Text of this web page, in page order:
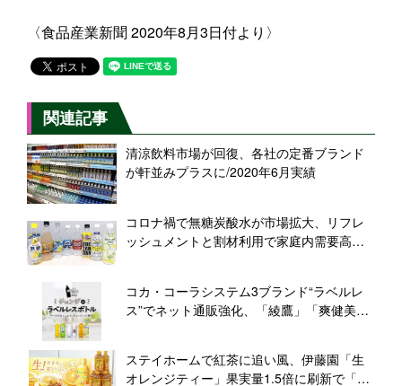
〈食品産業新聞 2020年8月3日付より〉
関連記事
清涼飲料市場が回復、各社の定番ブランド
が軒並みプラスに/2020年6月実績
コロナ禍で無糖炭酸水が市場拡大、リフレ
ッシュメントと割材利用で家庭内需要高ま
コカ・コーラシステム3ブランド“ラベルレ
ス”でネット通販強化、「綾鷹」「爽健美
ステイホームで紅茶に追い風、伊藤園「生
オレンジティー」果実量1.5倍に刷新で「生